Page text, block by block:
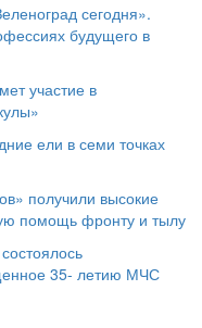
сегодня».
будущего в
участие в
ели в семи точках
получили высокие
помощь фронту и тылу
35- летию МЧС